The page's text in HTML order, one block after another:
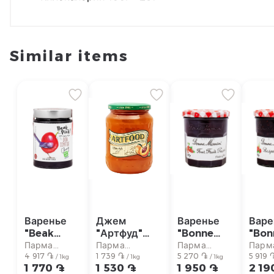
Similar items
Варенье
"Beak
Pick"
инжир
360г
Парма
супермаркет
4 917 ֏ / 1kg
1 770 ֏
Джем
"Артфуд"
абрикосовый
880г
Парма
супермаркет
1 739 ֏ / 1kg
1 530 ֏
Варенье
"Bonne
Maman"
ягодное
370г
Парма
супермаркет
5 270 ֏ / 1kg
1 950 ֏
370г
5 919
2